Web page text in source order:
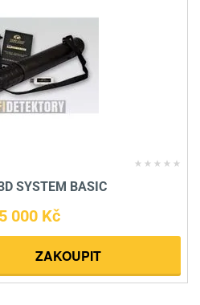
SYSTEM BASIC
000 Kč
ZAKOUPIT